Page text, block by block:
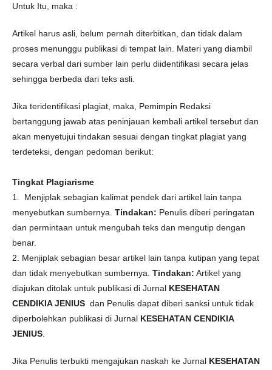
Untuk Itu, maka :
Artikel harus asli, belum pernah diterbitkan, dan tidak dalam
proses menunggu publikasi di tempat lain. Materi yang diambil
secara verbal dari sumber lain perlu diidentifikasi secara jelas
sehingga berbeda dari teks asli.
Jika teridentifikasi plagiat, maka, Pemimpin Redaksi
bertanggung jawab atas peninjauan kembali artikel tersebut dan
akan menyetujui tindakan sesuai dengan tingkat plagiat yang
terdeteksi, dengan pedoman berikut:
Tingkat Plagiarisme
1. Menjiplak sebagian kalimat pendek dari artikel lain tanpa
menyebutkan sumbernya. Tindakan: Penulis diberi peringatan
dan permintaan untuk mengubah teks dan mengutip dengan
benar.
2. Menjiplak sebagian besar artikel lain tanpa kutipan yang tepat
dan tidak menyebutkan sumbernya. Tindakan: Artikel yang
diajukan ditolak untuk publikasi di Jurnal KESEHATAN
CENDIKIA JENIUS dan Penulis dapat diberi sanksi untuk tidak
diperbolehkan publikasi di Jurnal KESEHATAN CENDIKIA
JENIUS
Jika Penulis terbukti mengajukan naskah ke Jurnal KESEHATAN